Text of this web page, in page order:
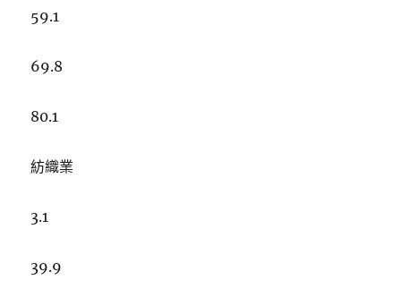
59.1
69.8
80.1
紡織業
3.1
39.9